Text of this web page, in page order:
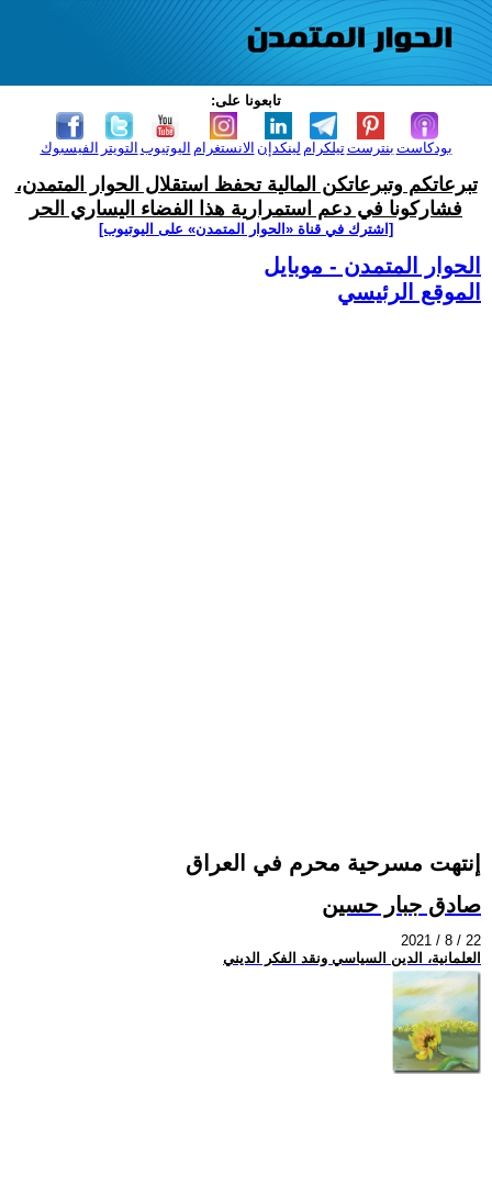
تابعونا على:
الفيسبوك التويتر اليوتيوب الانستغرام لينكدإن تيلكرامبنترست بودكاست
تبرعاتكم وتبرعاتكن المالية تحفظ استقلال الحوار المتمدن،
فشاركونا في دعم استمرارية هذا الفضاء اليساري الحر
[اشترك في قناة ‫«الحوار المتمدن» على اليوتيوب]
الحوار المتمدن - موبايل
الموقع الرئيسي
إنتهت مسرحية محرم في العراق
صادق جبار حسين
2021 / 8 / 22
العلمانية، الدين السياسي ونقد الفكر الديني